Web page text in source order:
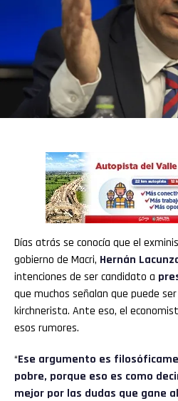
Días atrás se conocía que el
gobierno de Macri, Hernán
intenciones de ser candidato a
que muchos señalan que puede
kirchnerista. Ante eso, el
esos rumores.
“Ese argumento es
pobre, porque eso es como
mejor por las dudas que gane